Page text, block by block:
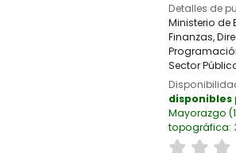
Detalles de
Ministerio de
Finanzas,
Sector
disponibles
Mayorazgo
topográfica: